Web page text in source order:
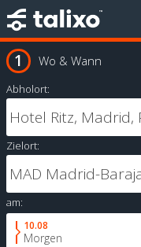
Wo & Wann
Abholort:
Zielort:
am:
10.08
Morgen